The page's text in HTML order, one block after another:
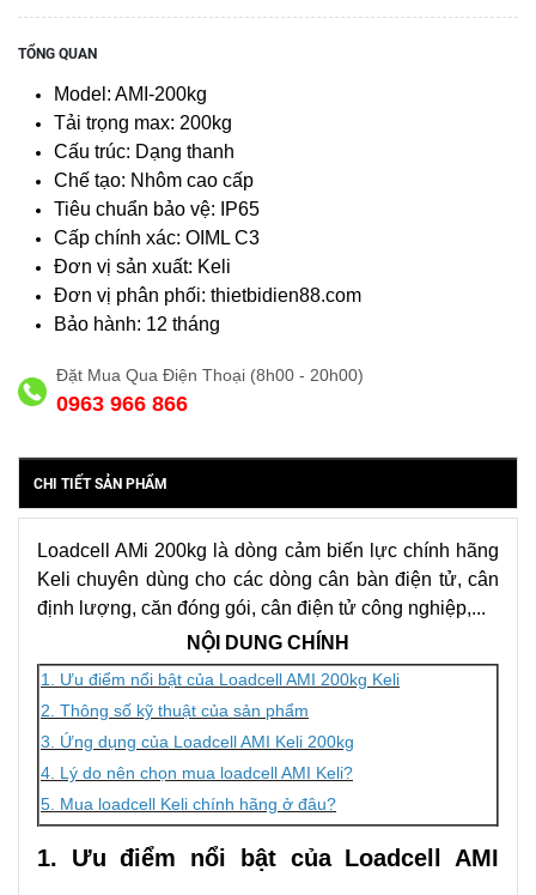
TỔNG QUAN
Model: AMI-200kg
Tải trọng max: 200kg
Cấu trúc: Dạng thanh
Chế tạo: Nhôm cao cấp
Tiêu chuẩn bảo vệ: IP65
Cấp chính xác: OIML C3
Đơn vị sản xuất: Keli
Đơn vị phân phối: thietbidien88.com
Bảo hành: 12 tháng
Đặt Mua Qua Điện Thoại (8h00 - 20h00)
0963 966 866
CHI TIẾT SẢN PHẨM
Loadcell AMi 200kg là dòng cảm biến lực chính hãng
Keli chuyên dùng cho các dòng cân bàn điện tử, cân
định lượng, căn đóng gói, cân điện tử công nghiệp,...
NỘI DUNG CHÍNH
1. Ưu điểm nổi bật của Loadcell AMI 200kg Keli
2. Thông số kỹ thuật của sản phẩm
3. Ứng dụng của Loadcell AMI Keli 200kg
4. Lý do nên chọn mua loadcell AMI Keli?
5. Mua loadcell Keli chính hãng ở đâu?
1. Ưu điểm nổi bật của Loadcell AMI